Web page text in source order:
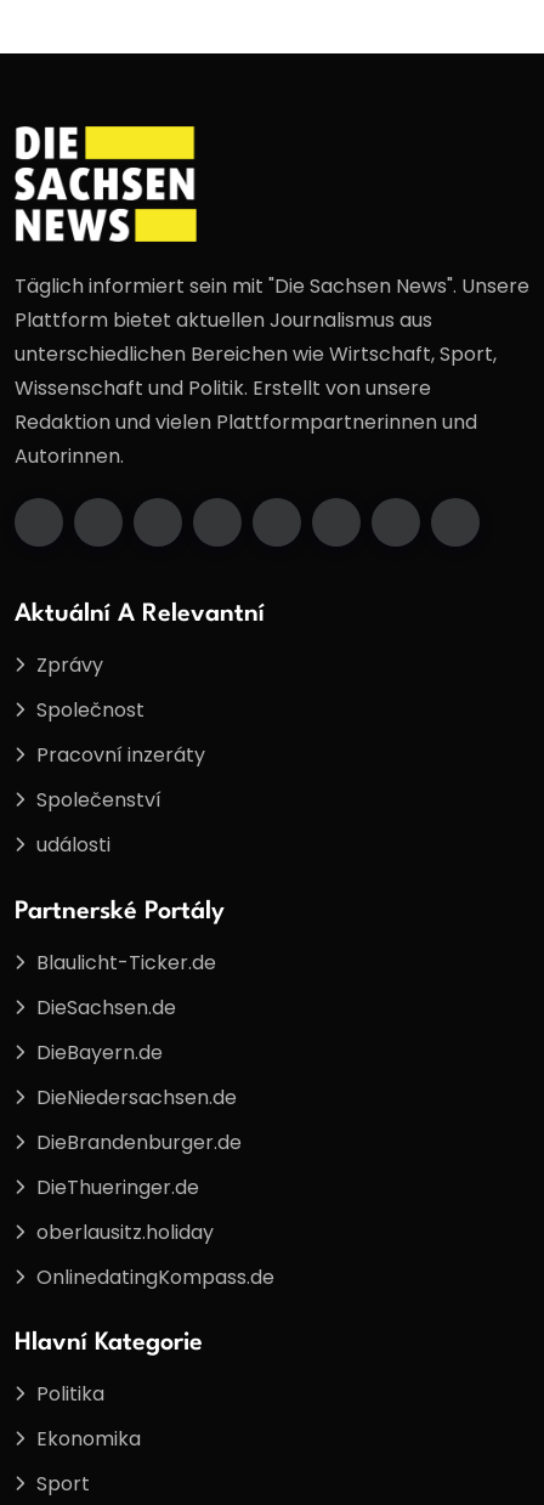
Täglich informiert sein mit "Die Sachsen News". Unsere
Plattform bietet aktuellen Journalismus aus
unterschiedlichen Bereichen wie Wirtschaft, Sport,
Wissenschaft und Politik. Erstellt von unsere
Redaktion und vielen Plattformpartnerinnen und
Autorinnen.
Aktuální A Relevantní
Zprávy
Společnost
Pracovní inzeráty
Společenství
události
Partnerské Portály
Blaulicht-Ticker.de
DieSachsen.de
DieBayern.de
DieNiedersachsen.de
DieBrandenburger.de
DieThueringer.de
oberlausitz.holiday
OnlinedatingKompass.de
Hlavní Kategorie
Politika
Ekonomika
Sport